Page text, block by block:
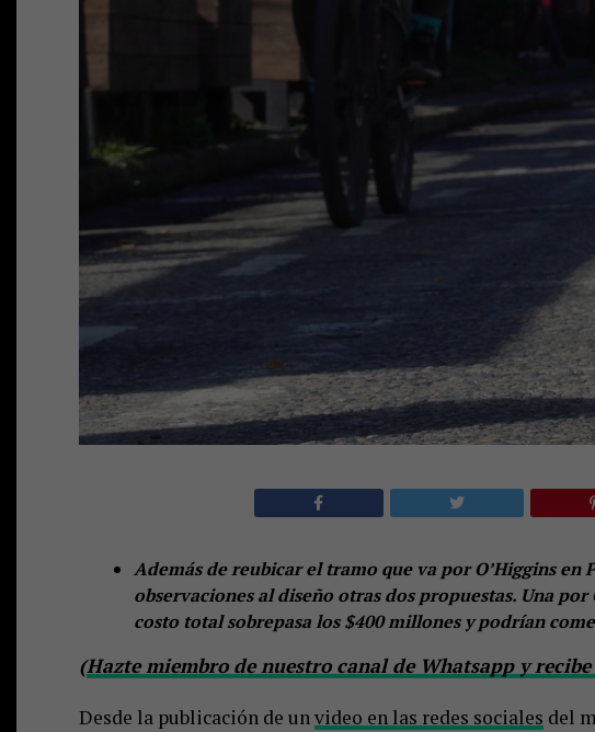
Además de reubicar el tramo que va por O’Higgins en
observaciones al diseño otras dos propuestas. Una
costo total sobrepasa los $400 millones y podrían
(Hazte miembro de nuestro canal de Whatsapp y
Desde la publicación de un video en las redes sociales del